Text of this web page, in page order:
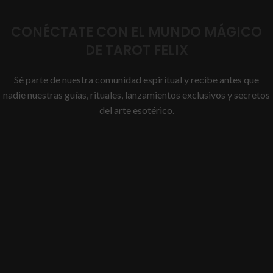
Sé parte de nuestra comunidad espiritual y recibe antes que
nadie nuestras guías, rituales, lanzamientos exclusivos y secretos
del arte esotérico.